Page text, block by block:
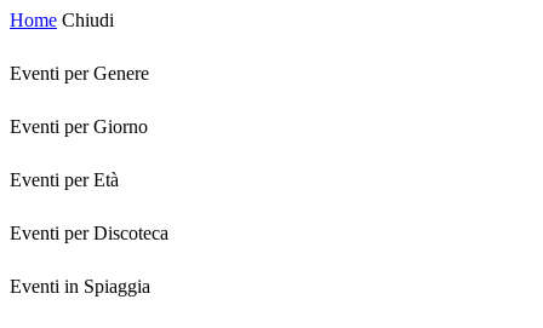
Home Chiudi
Eventi per Genere
Eventi per Giorno
Eventi per Età
Eventi per Discoteca
Eventi in Spiaggia